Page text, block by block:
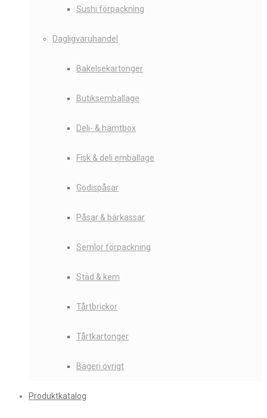
Sushi förpackning
Dagligvaruhandel
Bakelsekartonger
Butiksemballage
Deli- & hämtbox
Fisk & deli emballage
Godispåsar
Påsar & bärkassar
Semlor förpackning
Städ & kem
Tårtbrickor
Tårtkartonger
Bageri övrigt
Produktkatalog